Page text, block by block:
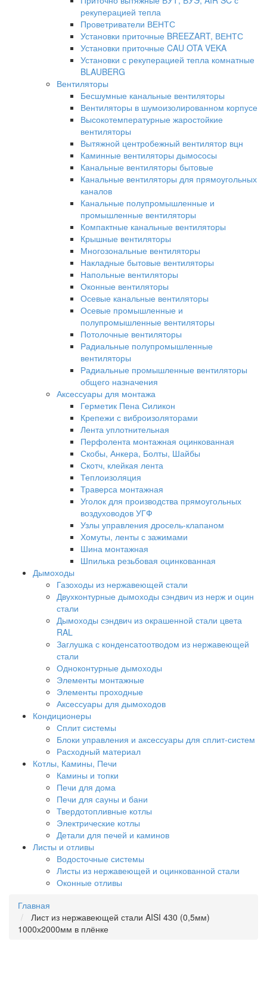
рекуперацией тепла
Проветриватели ВЕНТС
Установки приточные BREEZART, ВЕНТС
Установки приточные CAU OTA VEKA
Установки с рекуперацией тепла комнатные
BLAUBERG
Вентиляторы
Бесшумные канальные вентиляторы
Вентиляторы в шумоизолированном корпусе
Высокотемпературные жаростойкие
вентиляторы
Вытяжной центробежный вентилятор вцн
Каминные вентиляторы дымососы
Канальные вентиляторы бытовые
Канальные вентиляторы для прямоугольных
каналов
Канальные полупромышленные и
промышленные вентиляторы
Компактные канальные вентиляторы
Крышные вентиляторы
Многозональные вентиляторы
Накладные бытовые вентиляторы
Напольные вентиляторы
Оконные вентиляторы
Осевые канальные вентиляторы
Осевые промышленные и
полупромышленные вентиляторы
Потолочные вентиляторы
Радиальные полупромышленные
вентиляторы
Радиальные промышленные вентиляторы
общего назначения
Аксессуары для монтажа
Герметик Пена Силикон
Крепежи с виброизоляторами
Лента уплотнительная
Перфолента монтажная оцинкованная
Скобы, Анкера, Болты, Шайбы
Скотч, клейкая лента
Теплоизоляция
Траверса монтажная
Уголок для производства прямоугольных
воздуховодов УГФ
Узлы управления дросель-клапаном
Хомуты, ленты с зажимами
Шина монтажная
Шпилька резьбовая оцинкованная
Дымоходы
Газоходы из нержавеющей стали
Двухконтурные дымоходы сэндвич из нерж и оцин
стали
Дымоходы сэндвич из окрашенной стали цвета
RAL
Заглушка с конденсатоотводом из нержавеющей
стали
Одноконтурные дымоходы
Элементы монтажные
Элементы проходные
Аксессуары для дымоходов
Кондиционеры
Сплит системы
Блоки управления и аксессуары для сплит-систем
Расходный материал
Котлы, Камины, Печи
Камины и топки
Печи для дома
Печи для сауны и бани
Твердотопливные котлы
Электрические котлы
Детали для печей и каминов
Листы и отливы
Водосточные системы
Листы из нержавеющей и оцинкованной стали
Оконные отливы
Главная
Лист из нержавеющей стали AISI 430 (0,5мм)
1000х2000мм в плёнке